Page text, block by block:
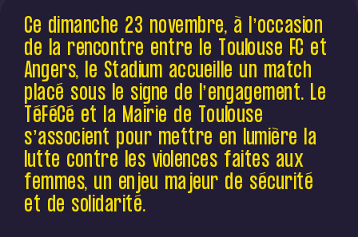
Le TéFéCé déploie un plan de lutte contre
les violences sexistes et sexuelles.
Ce dimanche 23 novembre, à l’occasion
de la rencontre entre le Toulouse FC et
Angers, le Stadium accueille un match
placé sous le signe de l’engagement. Le
TéFéCé et la Mairie de Toulouse
s’associent pour mettre en lumière la
lutte contre les violences faites aux
femmes, un enjeu majeur de sécurité
et de solidarité.